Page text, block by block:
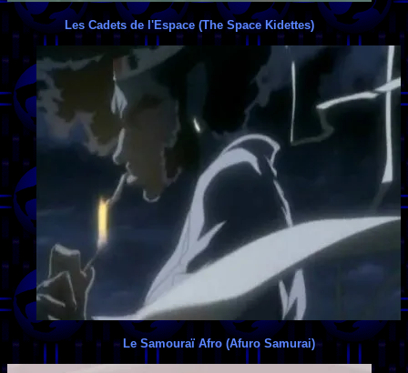
Les Cadets de l'Espace (The Space Kidettes)
Le Samouraï Afro (Afuro Samurai)